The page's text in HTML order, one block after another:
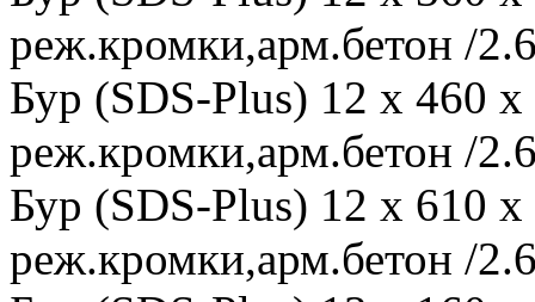
реж.кромки,арм.бетон /
Бур (SDS-Plus) 12 x 460
реж.кромки,арм.бетон /
Бур (SDS-Plus) 12 x 610
реж.кромки,арм.бетон /